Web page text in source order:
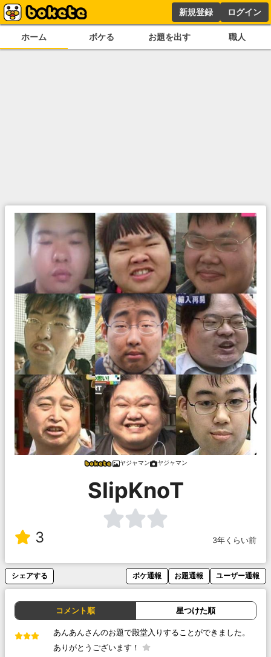
新規登録 ログイン
ホーム ボケる お題を出す 職人
ヤジャマン ヤジャマン
SlipKnoT
3 3年くらい前
シェアする ボケ通報 お題通報 ユーザー通報
コメント順 星つけた順
あんあんさんのお題で殿堂入りすることができました。
ありがとうございます！